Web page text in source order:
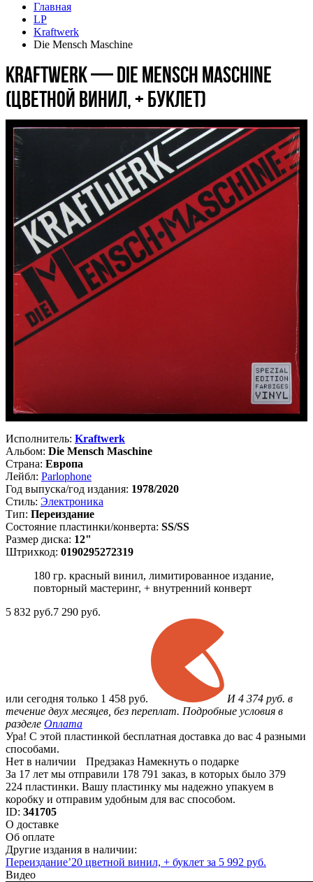
Главная
LP
Kraftwerk
Die Mensch Maschine
Kraftwerk — Die Mensch Maschine
(цветной винил, + буклет)
Исполнитель: Kraftwerk
Альбом: Die Mensch Maschine
Страна: Европа
Лейбл: Parlophone
Год выпуска/год издания: 1978/2020
Стиль: Электроника
Тип: Переиздание
Состояние пластинки/конверта: SS/SS
Размер диска: 12"
Штрихкод: 0190295272319
180 гр. красный винил, лимитированное издание,
повторный мастеринг, + внутренний конверт
5 832 руб.7 290 руб.
или сегодня только 1 458 руб.
И 4 374 руб. в
течение двух месяцев, без переплат. Подробные условия в
разделе Оплата
Ура! С этой пластинкой бесплатная доставка до вас 4 разными
способами.
Нет в наличии
Предзаказ Намекнуть о подарке
За 17 лет мы отправили 178 791 заказ, в которых было 379
224 пластинки. Вашу пластинку мы надежно упакуем в
коробку и отправим удобным для вас способом.
ID: 341705
О доставке
Об оплате
Другие издания в наличии:
Переиздание’20 цветной винил, + буклет за 5 992 руб.
Видео